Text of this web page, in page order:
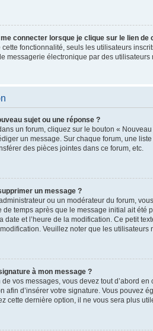
connecter lorsque je clique sur le lien
fonctionnalité, seuls les utilisateurs
messagerie électronique par des utilisateurs
sujet ou une réponse ?
un forum, cliquez sur le bouton «
un message. Sur chaque forum, une
des pièces jointes dans ce forum, etc.
un message ?
ou un modérateur du forum,
temps après que le message initial ait
date et l’heure de la modification. Ce petit
Veuillez noter que les
à mon message ?
vos messages, vous devez tout d’abord
afin d’insérer votre signature. Vous pouvez
cette dernière option, il ne vous sera plus